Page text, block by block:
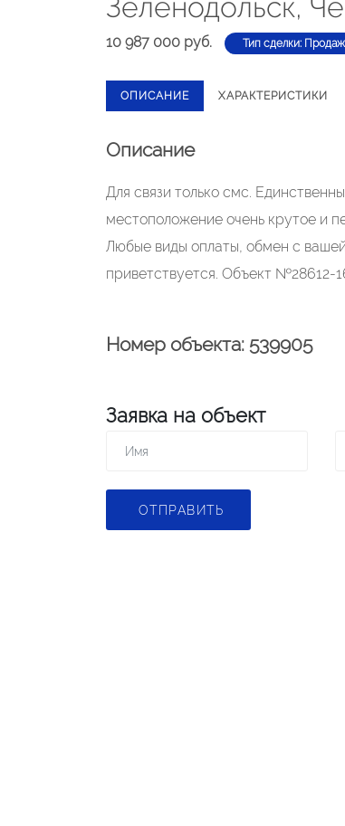
Зеленодольск,
10 987 000 руб. Тип сделки:
ОПИСАНИЕ ХАРАКТЕРИСТИКИ
Описание
Для связи только смс.
местоположение очень крутое и
Любые виды оплаты, обмен с
приветствуется. Объект №28612-
Номер объекта: 539905
Заявка на объект
ОТПРАВИТЬ